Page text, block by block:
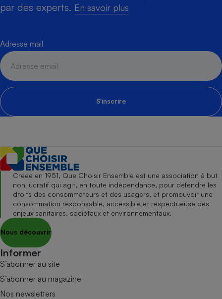
par des experts. En savoir plus
Adresse mail
S'inscrire
Créée en 1951, Que Choisir Ensemble est une association à but
non lucratif qui agit, en toute indépendance, pour défendre les
droits des consommateurs et des usagers, et promouvoir une
consommation responsable, accessible et respectueuse des
enjeux sanitaires, sociétaux et environnementaux.
Nous découvrir
Informer
S’abonner au site
S’abonner au magazine
Nos newsletters